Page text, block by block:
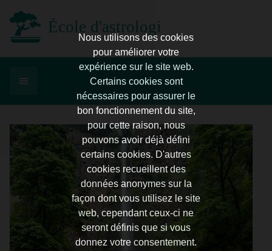
École d'astrologie d'Enghien
Nous utilisons des cookies
pour améliorer votre
expérience sur le site web.
Certains cookies sont
nécessaires pour assurer le
bon fonctionnement du site,
pour cette raison, nous
pouvons avoir déjà défini
certains cookies. D'autres
cookies recueillent des
données anonymes sur la
façon dont vous utilisez le site
web, cependant ceux-ci ne
seront définis que si vous
donnez votre consentement.